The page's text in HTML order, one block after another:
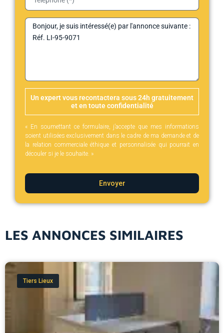
Un expert vous recontactera sous 24h gratuitement
et en toute confidentialité
« En soumettant ce formulaire, j’accepte que mes informations
soient utilisées exclusivement dans le cadre de ma demande et de
la relation commerciale éthique et personnalisée qui pourrait en
découler si je le souhaite. »
Envoyer
LES ANNONCES SIMILAIRES
Tiers Lieux